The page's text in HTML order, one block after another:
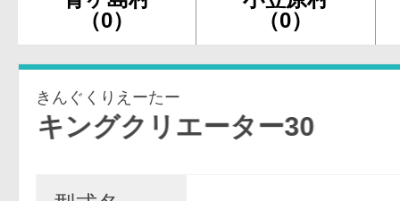
（0）
（0）
きんぐくりえーたー
グクリエーター30